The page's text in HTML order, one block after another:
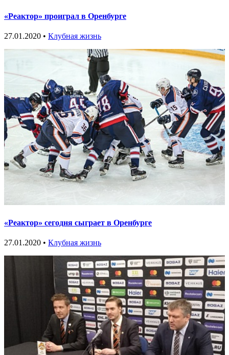
«Реактор» проиграл в Оренбурге
27.01.2020 • Клубная жизнь
«Реактор» сегодня сыграет в Оренбурге
27.01.2020 • Клубная жизнь